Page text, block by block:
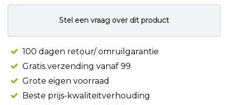
Stel een vraag over dit product
100 dagen retour/ omruilgarantie
Gratis verzending vanaf 99
Grote eigen voorraad
Beste prijs-kwaliteitverhouding